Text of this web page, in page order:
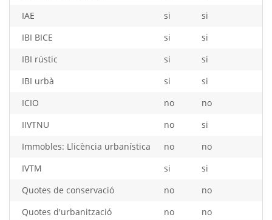
IAE
si
si
IBI BICE
si
si
IBI rústic
si
si
IBI urbà
si
si
ICIO
no
no
IIVTNU
no
si
Immobles: Llicència urbanística
no
no
IVTM
si
si
Quotes de conservació
no
no
Quotes d'urbanització
no
no